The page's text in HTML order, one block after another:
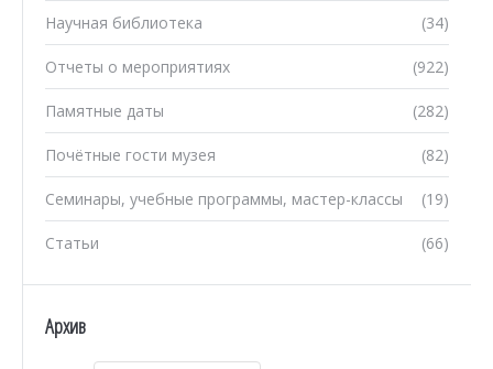
(34)
Научная библиотека
(922)
Отчеты о мероприятиях
(282)
Памятные даты
(82)
Почётные гости музея
(19)
Семинары, учебные программы, мастер-классы
(66)
Статьи
Архив